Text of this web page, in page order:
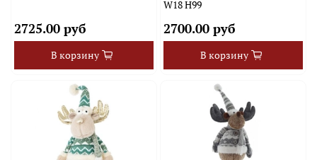
2725.00 руб
В корзину
W18 H99
2700.00 руб
В корзину